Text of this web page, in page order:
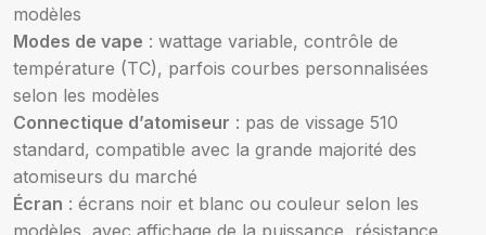
modèles
Modes de vape : wattage variable, contrôle de
température (TC), parfois courbes personnalisées
selon les modèles
Connectique d’atomiseur : pas de vissage 510
standard, compatible avec la grande majorité des
atomiseurs du marché
Écran : écrans noir et blanc ou couleur selon les